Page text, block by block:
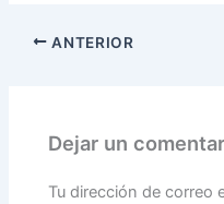
ANTERIOR
Dejar un
Tu dirección de correo